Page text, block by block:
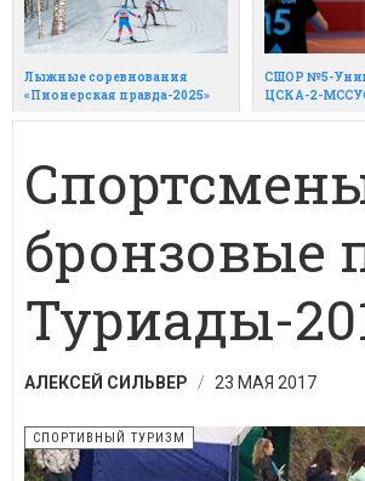
Лыжные соревнования
«Пионерская правда-2025»
СШОР №5-
ЦСКА-2-
бронзовые
Туриады-
АЛЕКСЕЙ СИЛЬВЕР 23 МАЯ 2017
СПОРТИВНЫЙ ТУРИЗМ